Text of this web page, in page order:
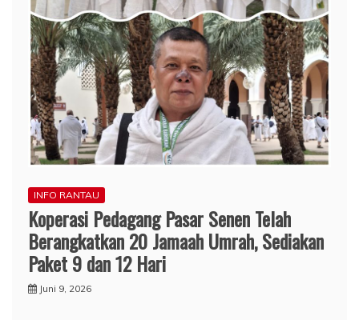
INFO RANTAU
Koperasi Pedagang Pasar Senen Telah
Berangkatkan 20 Jamaah Umrah, Sediakan
Paket 9 dan 12 Hari
Juni 9, 2026